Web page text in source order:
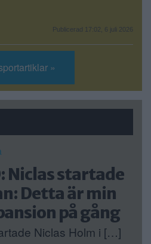
Publicerad 17:02, 6 juli 2026
»
Niclas startade
Detta är min
på gång
Niclas Holm i […]